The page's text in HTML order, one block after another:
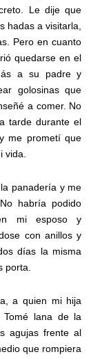
Le dije que
hadas a visitarla,
Pero en cuanto
quedarse en el
a su padre y
golosinas que
a comer. No
tarde durante el
me prometí que
vida.
panadería y me
habría podido
mi esposo y
con anillos y
días la misma
porta.
a quien mi hija
Tomé lana de la
agujas frente al
que rompiera